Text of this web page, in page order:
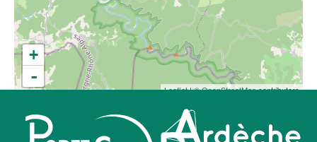
+
-
Leaflet| ©OpenStreetMapcontributors